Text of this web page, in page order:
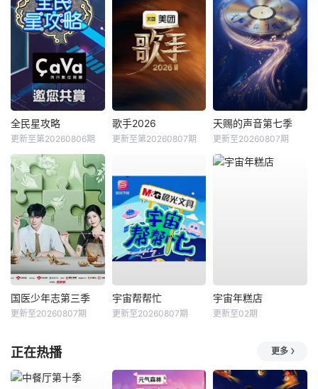
全民星攻略
更新至第20260806期
歌手2026
更新至第20260807期
天赐的声音第七季
更新至20260807期
国医少年志第三季
更新至20260807期
宇宙帮帮忙
更新至20260807期
宇宙年糕店
更新至02期
正在热播 更多